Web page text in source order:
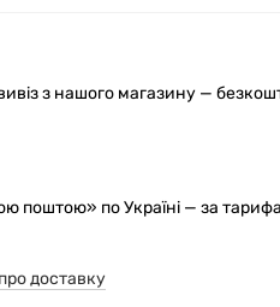
з нашого магазину —
поштою» по Україні — за
доставку